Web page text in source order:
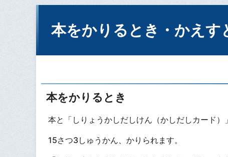
本をかりるとき・かえす
本をかりるとき
本と「しりょうかしだしけん（かしだしカード）
15さつ3しゅうかん、かりられます。